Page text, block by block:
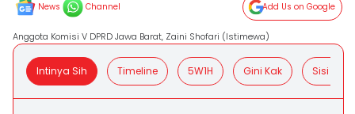
News Channel Add Us on Google
Anggota Komisi V DPRD Jawa Barat, Zaini Shofari (Istimewa)
Intinya Sih Timeline 5W1H Gini Kak Sisi